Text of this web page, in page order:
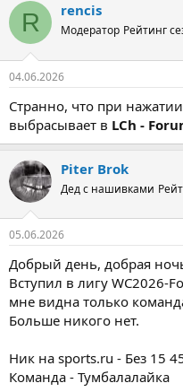
R rencis
Модератор Рейтинг
04.06.2026
Странно, что при
выбрасывает в LCh -
Piter Brok
Дед с нашивками
05.06.2026
Добрый день, добрая
Вступил в лигу WC2026-
мне видна только
Больше никого нет.
Ник на sports.ru - Без 15
Команда - Тумбалалайка